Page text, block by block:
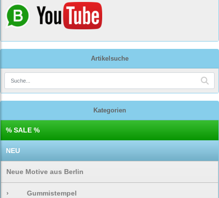
Artikelsuche
Kategorien
% SALE %
NEU
Neue Motive aus Berlin
› Gummistempel